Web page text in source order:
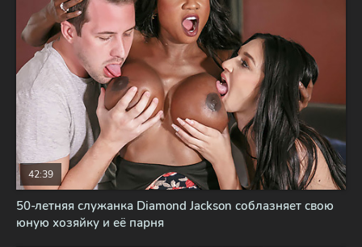
50-летняя служанка Diamond Jackson соблазняет свою
юную хозяйку и её парня
42:39